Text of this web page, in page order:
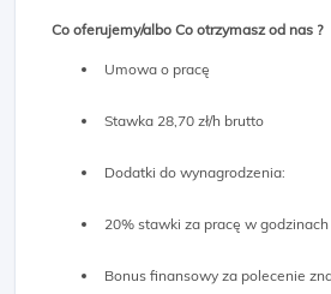
Co oferujemy/albo Co otrzymasz od nas ?
Umowa o pracę
Stawka 28,70 zł/h brutto
Dodatki do wynagrodzenia:
20% stawki za pracę w
Bonus finansowy za polecenie